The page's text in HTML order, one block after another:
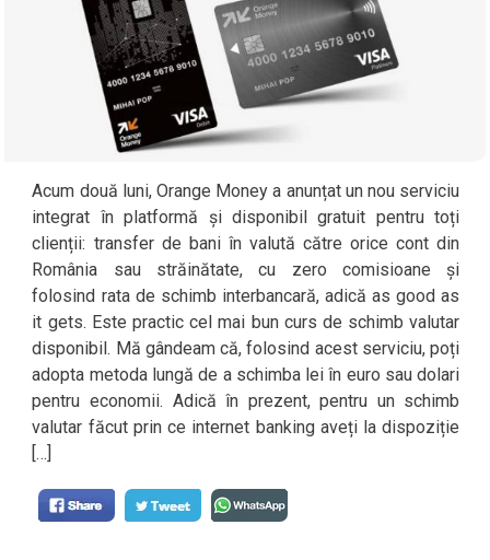
Acum două luni, Orange Money a anunțat un nou serviciu
integrat în platformă și disponibil gratuit pentru toți
clienții: transfer de bani în valută către orice cont din
România sau străinătate, cu zero comisioane și
folosind rata de schimb interbancară, adică as good as
it gets. Este practic cel mai bun curs de schimb valutar
disponibil. Mă gândeam că, folosind acest serviciu, poți
adopta metoda lungă de a schimba lei în euro sau dolari
pentru economii. Adică în prezent, pentru un schimb
valutar făcut prin ce internet banking aveți la dispoziție
[…]